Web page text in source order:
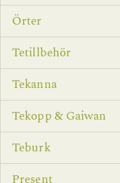
Örter
Tetillbehör
Tekanna
Tekopp & Gaiwan
Teburk